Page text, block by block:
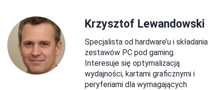
Krzysztof Lewandowski
Specjalista od hardware’u i składania
zestawów PC pod gaming.
Interesuje się optymalizacją
wydajności, kartami graficznymi i
peryferiami dla wymagających